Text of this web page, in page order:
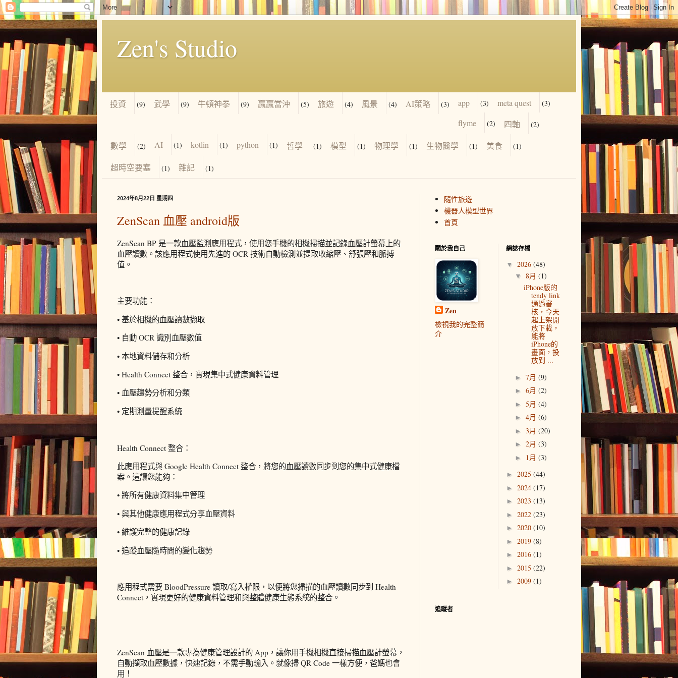
Zen's Studio
投資 (9) 武學 (9) 牛頓神拳 (9) 贏贏當沖 (5) 旅遊 (4) 風景 (4) AI策略 (3) app (3) meta quest (3)
flyme (2) 四軸 (2)
數學 (2) AI (1) kotlin (1) python (1) 哲學 (1) 模型 (1) 物理學 (1) 生物醫學 (1) 美食 (1)
超時空要塞 (1) 雜記 (1)
2024年8月22日 星期四
ZenScan 血壓 android版
ZenScan BP 是一款血壓監測應用程式，使用您手機的相機掃描並記錄血壓計螢幕上的
血壓讀數。該應用程式使用先進的 OCR 技術自動檢測並提取收縮壓、舒張壓和脈搏
值。
主要功能：
• 基於相機的血壓讀數擷取
• 自動 OCR 識別血壓數值
• 本地資料儲存和分析
• Health Connect 整合，實現集中式健康資料管理
• 血壓趨勢分析和分類
• 定期測量提醒系統
Health Connect 整合：
此應用程式與 Google Health Connect 整合，將您的血壓讀數同步到您的集中式健康檔
案。這讓您能夠：
• 將所有健康資料集中管理
• 與其他健康應用程式分享血壓資料
• 維護完整的健康記錄
• 追蹤血壓隨時間的變化趨勢
應用程式需要 BloodPressure 讀取/寫入權限，以便將您掃描的血壓讀數同步到 Health
Connect，實現更好的健康資料管理和與整體健康生態系統的整合。
ZenScan 血壓是一款專為健康管理設計的 App，讓你用手機相機直接掃描血壓計螢幕，
自動擷取血壓數據，快速記錄，不需手動輸入。就像掃 QR Code 一樣方便，爸媽也會
用！
隨性旅遊
機器人模型世界
首頁
關於我自己
Zen
檢視我的完整簡
介
網誌存檔
▼ 2026 (48)
▼ 8月 (1)
iPhone版的
tendy link
通過審
核，今天
起上架開
放下載，
能將
iPhone的
畫面，投
放到 ...
► 7月 (9)
► 6月 (2)
► 5月 (4)
► 4月 (6)
► 3月 (20)
► 2月 (3)
► 1月 (3)
► 2025 (44)
► 2024 (17)
► 2023 (13)
► 2022 (23)
► 2020 (10)
► 2019 (8)
► 2016 (1)
► 2015 (22)
► 2009 (1)
追蹤者